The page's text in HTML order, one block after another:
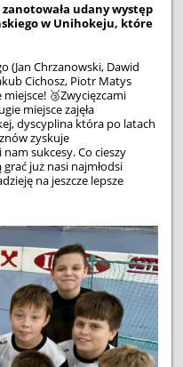
udany występ
w Unihokeju, które
(Jan Chrzanowski, Dawid
Cichosz, Piotr Matys
miejsce! 🥉Zwycięzcami
miejsce zajęła
dyscyplina która po latach
zyskuje
sukcesy. Co cieszy
już nasi najmłodsi
na jeszcze lepsze